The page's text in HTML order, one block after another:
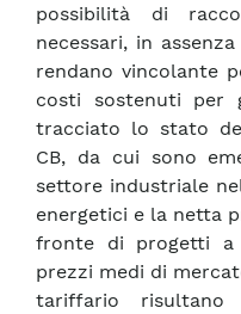
possibilità di
necessari, in
rendano vincolante
costi sostenuti per
tracciato lo stato
CB, da cui sono
settore industriale
energetici e la netta
fronte di progetti a
prezzi medi di
tariffario risultano